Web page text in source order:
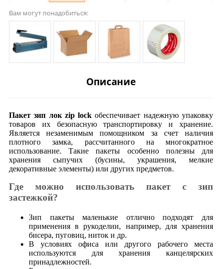
Вам могут понадобиться:
Описание
Пакет зип лок zip lock обеспечивает надежную упаковку
товаров их безопасную транспортировку и хранение.
Является незаменимым помощником за счет наличия
плотного замка, рассчитанного на многократное
использование. Такие пакеты особенно полезны для
хранения сыпучих (бусины, украшения, мелкие
декоративные элементы) или других предметов.
Где можно использовать пакет с зип
застежкой?
Зип пакеты маленькие отлично подходят для
применения в рукоделии, например, для хранения
бисера, пуговиц, ниток и др.
В условиях офиса или другого рабочего места
используются для хранения канцелярских
принадлежностей.